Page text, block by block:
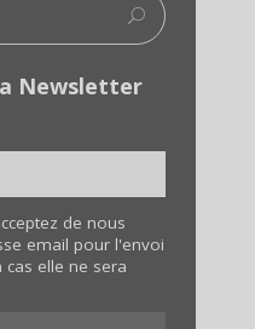
Newsletter
de nous
email pour l'envoi
cas elle ne sera